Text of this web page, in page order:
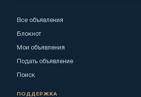
Все объявления
Блокнот
Мои объявления
Подать объявление
Поиск
ПОДДЕРЖКА